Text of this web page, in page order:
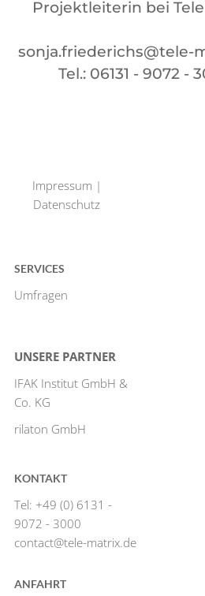
Projektleiterin bei
sonja.friederichs@tele-
Tel.: 06131 - 9072 -
Impressum |
Datenschutz
SERVICES
Umfragen
UNSERE PARTNER
IFAK Institut GmbH &
Co. KG
rilaton GmbH
KONTAKT
Tel: +49 (0) 6131 -
9072 - 3000
contact@tele-matrix.de
ANFAHRT